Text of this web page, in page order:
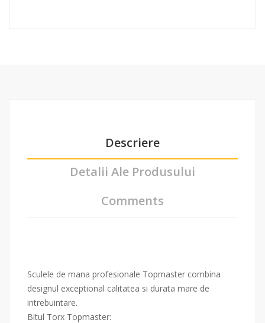
Descriere
Detalii Ale Produsului
Comments
Sculele de mana profesionale Topmaster combina
designul exceptional calitatea si durata mare de
intrebuintare.
Bitul Torx Topmaster: